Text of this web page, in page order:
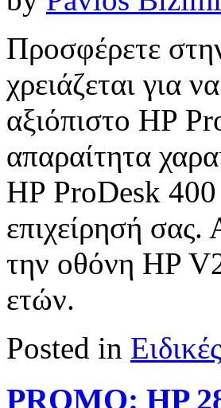
Προσφέρετε
χρειάζεται για
αξιόπιστο HP
απαραίτητα
HP ProDesk 400
επιχείρησή σας.
την οθόνη HP
ετών.
Posted in
PROMO: HP